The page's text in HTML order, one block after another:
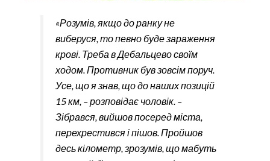
«Розумів, якщо до ранку не
виберуся, то певно буде зараження
крові. Треба в Дебальцево своїм
ходом. Противник був зовсім поруч.
Усе, що я знав, що до наших позицій
15 км, – розповідає чоловік. –
Зібрався, вийшов посеред міста,
перехрестився і пішов. Пройшов
десь кілометр, зрозумів, що мабуть